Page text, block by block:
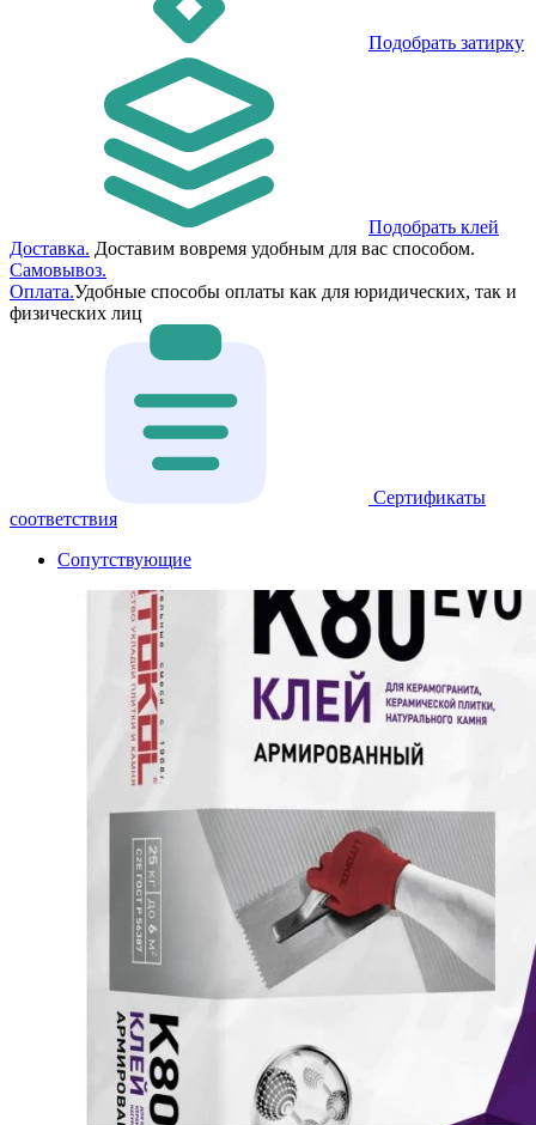
Подобрать затирку
Подобрать клей
Доставка. Доставим вовремя удобным для вас способом.
Самовывоз.
Оплата.Удобные способы оплаты как для юридических, так и
физических лиц
Сертификаты
соответствия
Сопутствующие